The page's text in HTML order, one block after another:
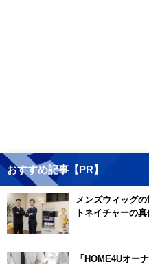
おすすめ記事【PR】
メンズウィッグ
トネイチャーの真
「HOME4Uオー